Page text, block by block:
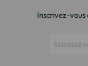
Inscrivez-vous